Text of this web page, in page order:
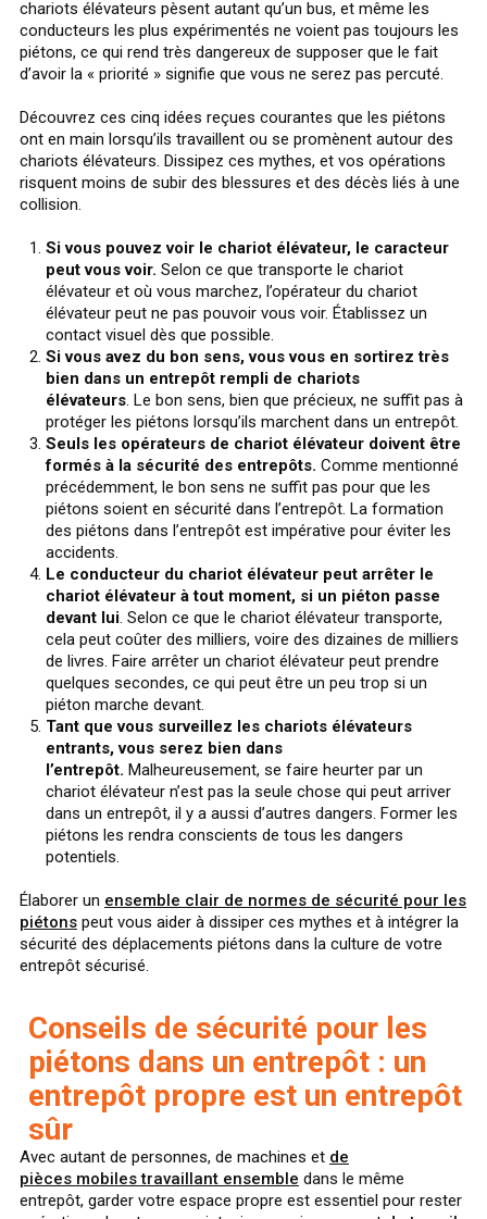
chariots élévateurs pèsent autant qu’un bus, et même les
conducteurs les plus expérimentés ne voient pas toujours les
piétons, ce qui rend très dangereux de supposer que le fait
d’avoir la « priorité » signifie que vous ne serez pas percuté.
Découvrez ces cinq idées reçues courantes que les piétons
ont en main lorsqu’ils travaillent ou se promènent autour des
chariots élévateurs. Dissipez ces mythes, et vos opérations
risquent moins de subir des blessures et des décès liés à une
collision.
Si vous pouvez voir le chariot élévateur, le caracteur
peut vous voir. Selon ce que transporte le chariot
élévateur et où vous marchez, l’opérateur du chariot
élévateur peut ne pas pouvoir vous voir. Établissez un
contact visuel dès que possible.
Si vous avez du bon sens, vous vous en sortirez très
bien dans un entrepôt rempli de chariots
élévateurs. Le bon sens, bien que précieux, ne suffit pas à
protéger les piétons lorsqu’ils marchent dans un entrepôt.
Seuls les opérateurs de chariot élévateur doivent être
formés à la sécurité des entrepôts. Comme mentionné
précédemment, le bon sens ne suffit pas pour que les
piétons soient en sécurité dans l’entrepôt. La formation
des piétons dans l’entrepôt est impérative pour éviter les
accidents.
Le conducteur du chariot élévateur peut arrêter le
chariot élévateur à tout moment, si un piéton passe
devant lui. Selon ce que le chariot élévateur transporte,
cela peut coûter des milliers, voire des dizaines de milliers
de livres. Faire arrêter un chariot élévateur peut prendre
quelques secondes, ce qui peut être un peu trop si un
piéton marche devant.
Tant que vous surveillez les chariots élévateurs
entrants, vous serez bien dans
l’entrepôt. Malheureusement, se faire heurter par un
chariot élévateur n’est pas la seule chose qui peut arriver
dans un entrepôt, il y a aussi d’autres dangers. Former les
piétons les rendra conscients de tous les dangers
potentiels.
Élaborer un ensemble clair de normes de sécurité pour les
piétons peut vous aider à dissiper ces mythes et à intégrer la
sécurité des déplacements piétons dans la culture de votre
entrepôt sécurisé.
Conseils de sécurité pour les
piétons dans un entrepôt : un
entrepôt propre est un entrepôt
sûr
Avec autant de personnes, de machines et de
pièces mobiles travaillant ensemble dans le même
entrepôt, garder votre espace propre est essentiel pour rester